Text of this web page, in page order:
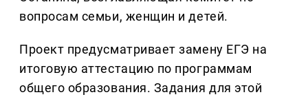
вопросам семьи, женщин и детей.
Проект предусматривает замену ЕГЭ на
итоговую аттестацию по программам
общего образования. Задания для этой